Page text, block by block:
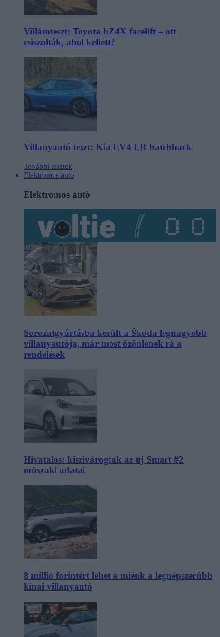
Villámteszt: Toyota bZ4X facelift – ott
csiszolták, ahol kellett?
Villanyautó teszt: Kia EV4 LR hatchback
További tesztek
Elektromos autó
Elektromos autó
Sorozatgyártásba került a Škoda legnagyobb
villanyautója, már most özönlenek rá a
rendelések
Hivatalos: kiszivárogtak az új Smart #2
műszaki adatai
8 millió forintért lehet a miénk a legnépszerűbb
kínai villanyautó